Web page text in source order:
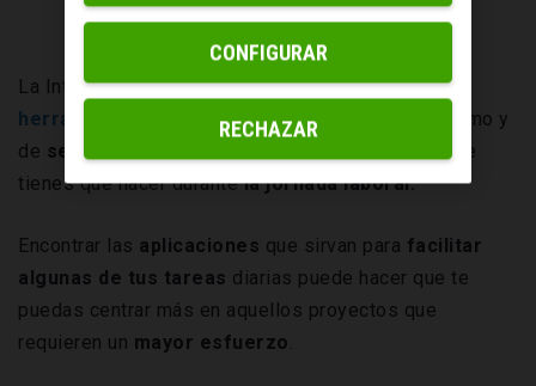
La Inteligencia Artificial puede ser unagran
herramienta
para no sentir esa mezcla de desánimo y
de sentirte sobrepasado
al pensar en todo lo que
tienes que hacer durantela jornada laboral.
Encontrar las aplicaciones que sirvan para facilitar
algunas de tus tareas diarias puede hacer que te
puedas centrar más en aquellos proyectos que
requieren un mayor esfuerzo
RECHAZAR
CONFIGURAR